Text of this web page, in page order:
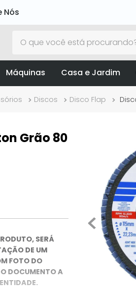
Nós
Máquinas Casa e Jardim
Discos Disco Flap
Grão 80
SERÁ
DE UM
FOTO DO
DOCUMENTO A